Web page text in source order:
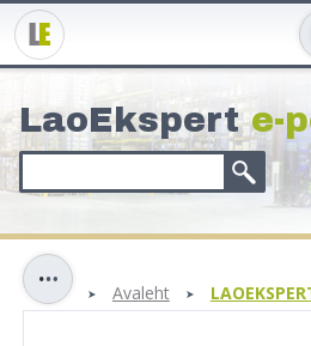
LaoEksperte-
Avaleht